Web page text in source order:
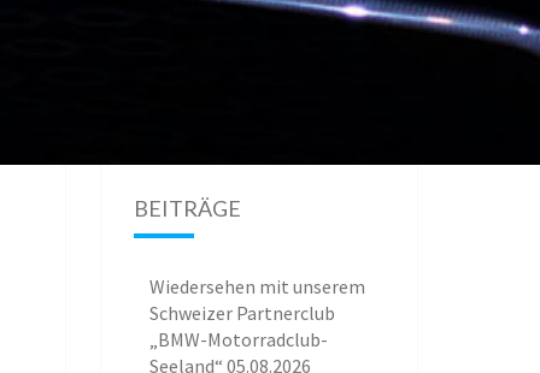
BEITRÄGE
Wiedersehen mit unserem
Schweizer Partnerclub
„BMW-Motorradclub-
Seeland“ 05.08.2026